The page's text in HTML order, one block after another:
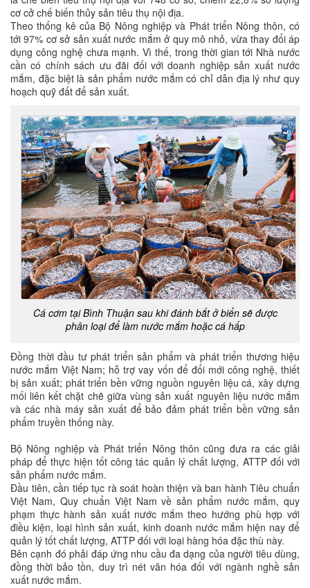
cơ cở chế biến thủy sản tiêu thụ nội địa.
Theo thống kê của Bộ Nông nghiệp và Phát triển Nông thôn, có
tới 97% cơ sở sản xuất nước mắm ở quy mô nhỏ, vừa thay đổi áp
dụng công nghệ chưa mạnh. Vì thế, trong thời gian tới Nhà nước
cần có chính sách ưu đãi đối với doanh nghiệp sản xuất nước
mắm, đặc biệt là sản phẩm nước mắm có chỉ dẫn địa lý như quy
hoạch quỹ đất để sản xuất.
Cá cơm tại Bình Thuận sau khi đánh bắt ở biển sẽ được
phân loại để làm nước mắm hoặc cá hấp
Đồng thời đầu tư phát triển sản phẩm và phát triển thương hiệu
nước mắm Việt Nam; hỗ trợ vay vốn để đổi mới công nghệ, thiết
bị sản xuất; phát triển bền vững nguồn nguyên liệu cá, xây dựng
mối liên kết chặt chẽ giữa vùng sản xuất nguyên liệu nước mắm
và các nhà máy sản xuất để bảo đảm phát triển bền vững sản
phẩm truyền thống này.
Bộ Nông nghiệp và Phát triển Nông thôn cũng đưa ra các giải
pháp để thực hiện tốt công tác quản lý chất lượng, ATTP đối với
sản phẩm nước mắm.
Đầu tiên, cần tiếp tục rà soát hoàn thiện và ban hành Tiêu chuẩn
Việt Nam, Quy chuẩn Việt Nam về sản phẩm nước mắm, quy
phạm thực hành sản xuất nước mắm theo hướng phù hợp với
điều kiện, loại hình sản xuất, kinh doanh nước mắm hiện nay để
quản lý tốt chất lượng, ATTP đối với loại hàng hóa đặc thù này.
Bên cạnh đó phải đáp ứng nhu cầu đa dạng của người tiêu dùng,
đồng thời bảo tồn, duy trì nét văn hóa đối với ngành nghề sản
xuất nước mắm.